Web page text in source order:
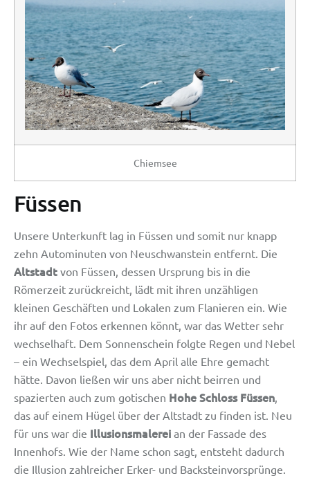
Chiemsee
Füssen
Unsere Unterkunft lag in Füssen und somit nur knapp
zehn Autominuten von Neuschwanstein entfernt. Die
Altstadt von Füssen, dessen Ursprung bis in die
Römerzeit zurückreicht, lädt mit ihren unzähligen
kleinen Geschäften und Lokalen zum Flanieren ein. Wie
ihr auf den Fotos erkennen könnt, war das Wetter sehr
wechselhaft. Dem Sonnenschein folgte Regen und Nebel
– ein Wechselspiel, das dem April alle Ehre gemacht
hätte. Davon ließen wir uns aber nicht beirren und
spazierten auch zum gotischen Hohe Schloss Füssen
das auf einem Hügel über der Altstadt zu finden ist. Neu
für uns war die Illusionsmalerei an der Fassade des
Innenhofs. Wie der Name schon sagt, entsteht dadurch
die Illusion zahlreicher Erker- und Backsteinvorsprünge.